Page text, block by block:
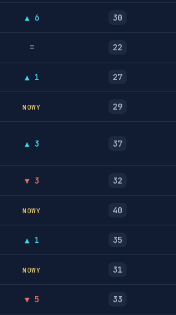
▲ 6 30
= 22
▲ 1 27
NOWY 29
▲ 3 37
▼ 3 32
NOWY 40
▲ 1 35
NOWY 31
▼ 5 33